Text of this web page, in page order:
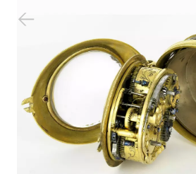
Vorheriger Slide